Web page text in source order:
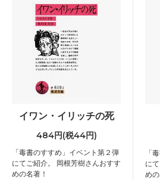
イワン・イリッチの死
484円(税44円)
「毒書のすすめ」イベント第２弾
にてご紹介。 岡根芳樹さんおすす
めの名著！
「
に
めの